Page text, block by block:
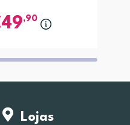
49,90
Lojas